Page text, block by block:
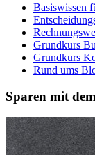
Basiswissen
Grundkurs
Grundkurs
Rund ums
Sparen mit